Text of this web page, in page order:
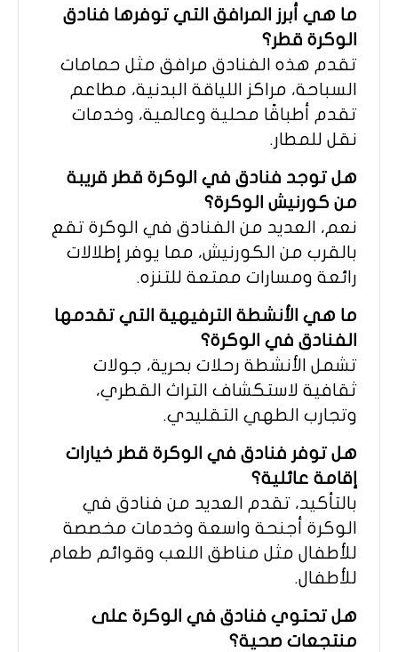
ما هي أبرز المرافق التي توفرها فنادق
الوكرة قطر؟
تقدم هذه الفنادق مرافق مثل حمامات
السباحة، مراكز اللياقة البدنية، مطاعم
تقدم أطباقًا محلية وعالمية، وخدمات
نقل للمطار.
هل توجد فنادق في الوكرة قطر قريبة
من كورنيش الوكرة؟
نعم، العديد من الفنادق في الوكرة تقع
بالقرب من الكورنيش، مما يوفر إطلالات
رائعة ومسارات ممتعة للتنزه.
ما هي الأنشطة الترفيهية التي تقدمها
الفنادق في الوكرة؟
تشمل الأنشطة رحلات بحرية، جولات
ثقافية لاستكشاف التراث القطري،
وتجارب الطهي التقليدي.
هل توفر فنادق في الوكرة قطر خيارات
إقامة عائلية؟
بالتأكيد، تقدم العديد من فنادق في
الوكرة أجنحة واسعة وخدمات مخصصة
للأطفال مثل مناطق اللعب وقوائم طعام
للأطفال.
هل تحتوي فنادق في الوكرة على
منتجعات صحية؟